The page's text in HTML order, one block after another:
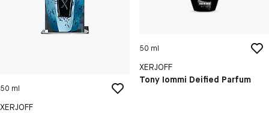
50 ml
XERJOFF
50 ml
XERJOFF
Tony Iommi Deified Parfum